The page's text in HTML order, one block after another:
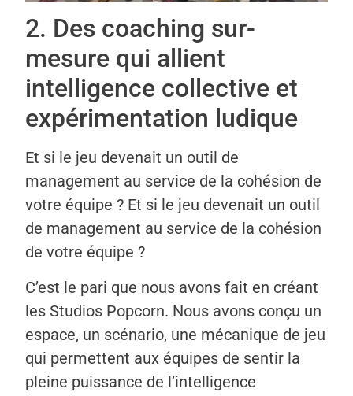
2. Des coaching sur-
mesure qui allient
intelligence collective et
expérimentation ludique
Et si le jeu devenait un outil de
management au service de la cohésion de
votre équipe ? Et si le jeu devenait un outil
de management au service de la cohésion
de votre équipe ?
C’est le pari que nous avons fait en créant
les Studios Popcorn. Nous avons conçu un
espace, un scénario, une mécanique de jeu
qui permettent aux équipes de sentir la
pleine puissance de l’intelligence